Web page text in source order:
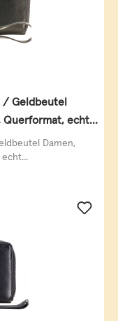
/ Geldbeutel
Querformat, echt
Damen,